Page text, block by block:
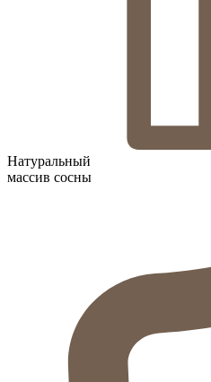
Натуральный
массив сосны